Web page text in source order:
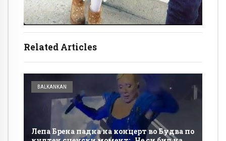
Related Articles
BALKANKAN
Лепа Брена падна на концерт во Будва по